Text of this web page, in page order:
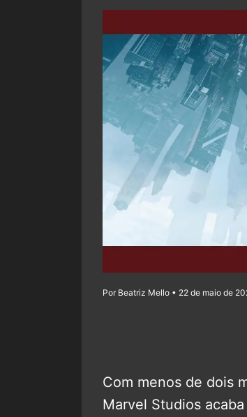
Por Beatriz Mello • 22 de maio de
Com menos de dois
Marvel Studios